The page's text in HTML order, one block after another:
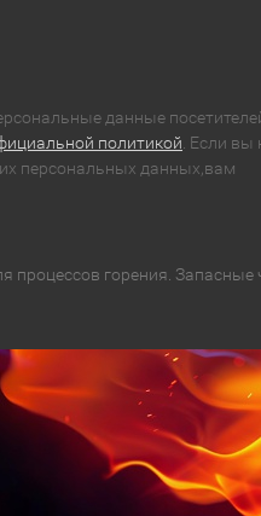
данные
политикой . Если вы
персональных данных,вам
горения. Запасные